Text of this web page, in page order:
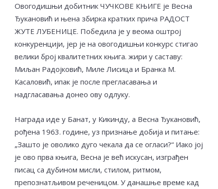
Овогодишњи добитник ЧУЧКОВЕ КЊИГЕ је Весна
Ђукановић и њена збирка кратких прича РАДОСТ
ЖУТЕ ЛУБЕНИЦЕ. Победила је у веома оштрој
конкуренцији, јер је на овогодишњи конкурс стигао
велики број квалитетних књига. жири у саставу:
Миљан Радојковић, Миле Лисица и Бранка М.
Касаловић, ипак је после прегласавања и
надгласавања донео ову одлуку.
Награда иде у Банат, у Кикинду, а Весна Ђукановић,
рођена 1963. године, уз признање добија и питање:
„Зашто је оволико дуго чекала да се огласи?“ Иако јој
је ово прва књига, Весна је већ искусан, изграђен
писац са дубином мисли, стилом, ритмом,
препознатљивом реченицом. У данашње време кад